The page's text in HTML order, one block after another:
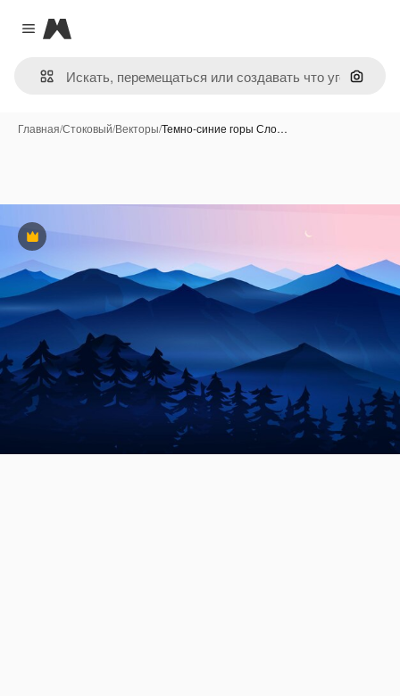
Close menu
Magnific
Поиск
Главная/Стоковый/Векторы/Темно-синие горы Сло…
Премиум